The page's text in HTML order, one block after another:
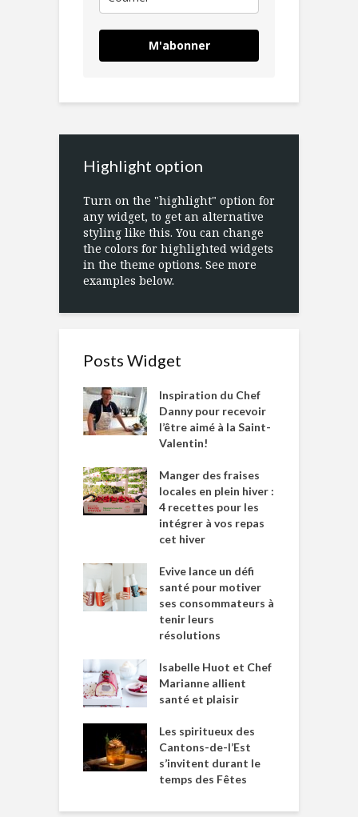
M'abonner
Highlight option
Turn on the "highlight" option for
any widget, to get an alternative
styling like this. You can change
the colors for highlighted widgets
in the theme options. See more
examples below.
Posts Widget
Inspiration du Chef
Danny pour recevoir
l’être aimé à la Saint-
Valentin!
Manger des fraises
locales en plein hiver :
4 recettes pour les
intégrer à vos repas
cet hiver
Evive lance un défi
santé pour motiver
ses consommateurs à
tenir leurs
résolutions
Isabelle Huot et Chef
Marianne allient
santé et plaisir
Les spiritueux des
Cantons-de-l’Est
s’invitent durant le
temps des Fêtes